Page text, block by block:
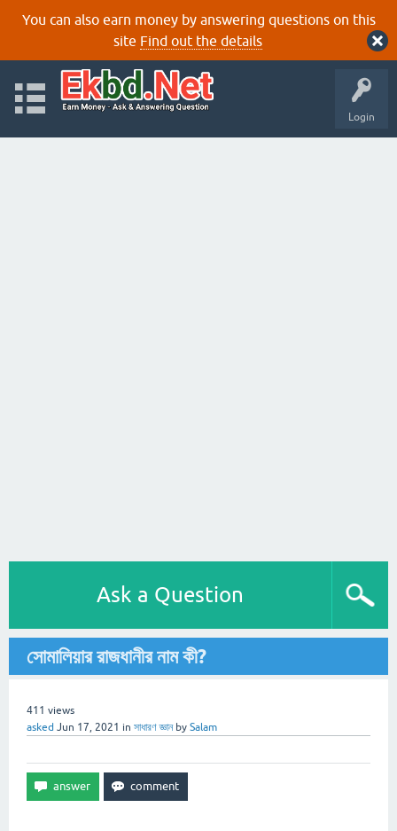
You can also earn money by answering questions on this
site Find out the details
Login
Ask a Question
সোমালিয়ার রাজধানীর নাম কী?
411 views
asked Jun 17, 2021 in সাধারণ জ্ঞান by Salam